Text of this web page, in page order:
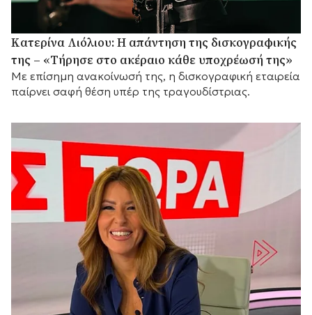
Κατερίνα Λιόλιου: Η απάντηση της δισκογραφικής
της – «Τήρησε στο ακέραιο κάθε υποχρέωσή της»
Με επίσημη ανακοίνωσή της, η δισκογραφική εταιρεία
παίρνει σαφή θέση υπέρ της τραγουδίστριας.